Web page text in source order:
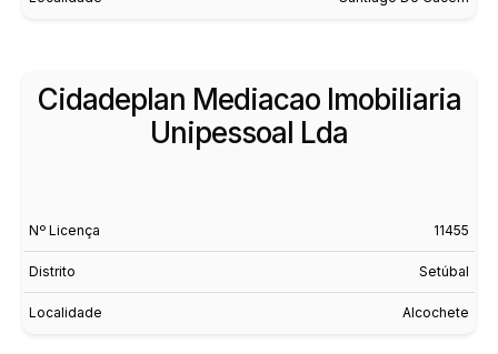
Cidadeplan Mediacao Imobiliaria
Unipessoal Lda
Nº Licença 11455
Distrito Setúbal
Localidade Alcochete